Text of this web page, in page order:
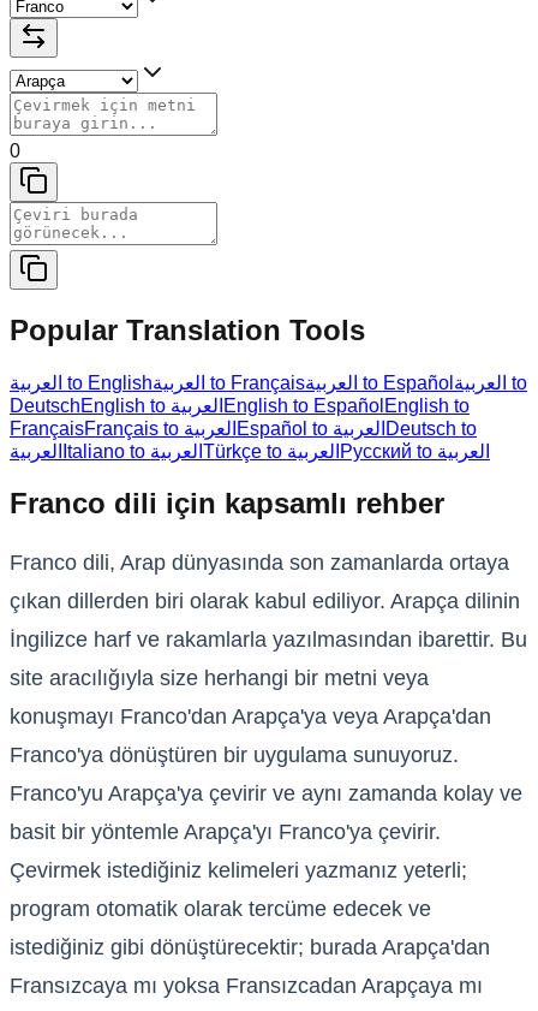
0
Popular Translation Tools
العربية to English العربية to Français العربية to Español العربية to
Deutsch
English to العربية English to Español English to
Français
Français to العربية Español to العربية Deutsch to
العربية
Italiano to العربية Türkçe to العربية Русский to العربية
Franco dili için kapsamlı rehber
Franco dili, Arap dünyasında son zamanlarda ortaya
çıkan dillerden biri olarak kabul ediliyor. Arapça dilinin
İngilizce harf ve rakamlarla yazılmasından ibarettir. Bu
site aracılığıyla size herhangi bir metni veya
konuşmayı Franco'dan Arapça'ya veya Arapça'dan
Franco'ya dönüştüren bir uygulama sunuyoruz.
Franco'yu Arapça'ya çevirir ve aynı zamanda kolay ve
basit bir yöntemle Arapça'yı Franco'ya çevirir.
Çevirmek istediğiniz kelimeleri yazmanız yeterli;
program otomatik olarak tercüme edecek ve
istediğiniz gibi dönüştürecektir; burada Arapça'dan
Fransızcaya mı yoksa Fransızcadan Arapçaya mı